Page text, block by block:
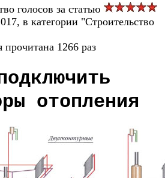
голосов за статью
в категории "Строительство
прочитана 1266 раз
отопления